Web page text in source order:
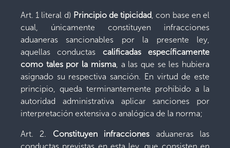
Art. 1 literal d) Principio de tipicidad, con base en el
cual, únicamente constituyen infracciones
aduaneras sancionables por la presente ley,
aquellas conductas calificadas específicamente
como tales por la misma, a las que se les hubiera
asignado su respectiva sanción. En virtud de este
principio, queda terminantemente prohibido a la
autoridad administrativa aplicar sanciones por
interpretación extensiva o analógica de la norma;
Art. 2. Constituyen infracciones aduaneras las